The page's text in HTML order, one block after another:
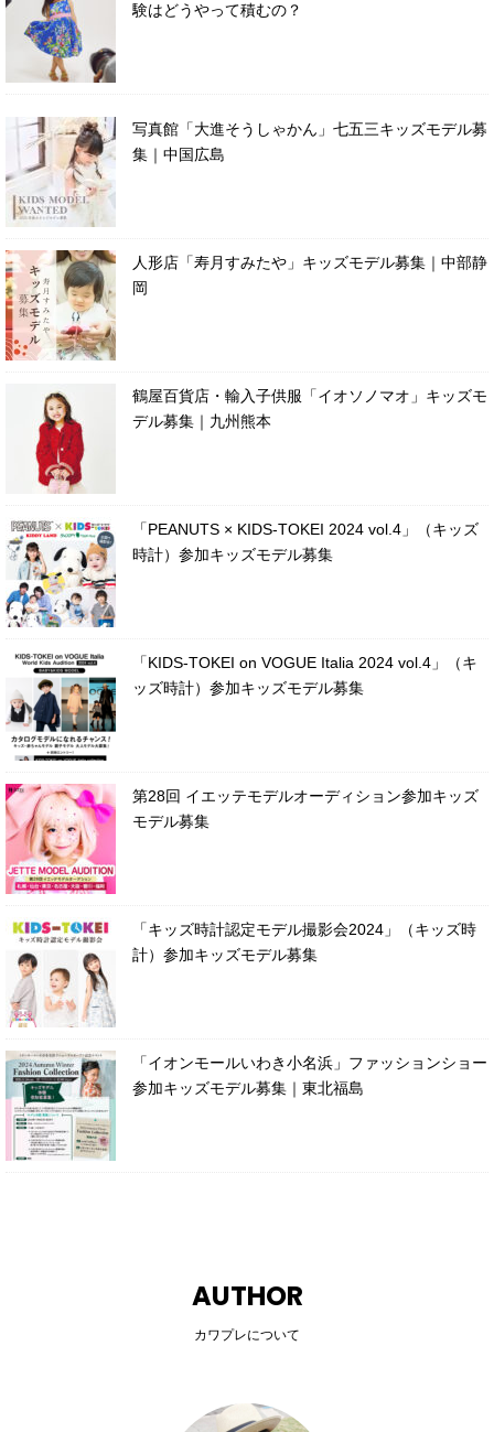
験はどうやって積むの？
写真館「大進そうしゃかん」七五三キッズモデル募
集｜中国広島
人形店「寿月すみたや」キッズモデル募集｜中部静
岡
鶴屋百貨店・輸入子供服「イオソノマオ」キッズモ
デル募集｜九州熊本
「PEANUTS × KIDS-TOKEI 2024 vol.4」（キッズ
時計）参加キッズモデル募集
「KIDS-TOKEI on VOGUE Italia 2024 vol.4」（キ
ッズ時計）参加キッズモデル募集
第28回 イエッテモデルオーディション参加キッズ
モデル募集
「キッズ時計認定モデル撮影会2024」（キッズ時
計）参加キッズモデル募集
「イオンモールいわき小名浜」ファッションショー
参加キッズモデル募集｜東北福島
AUTHOR
カワプレについて